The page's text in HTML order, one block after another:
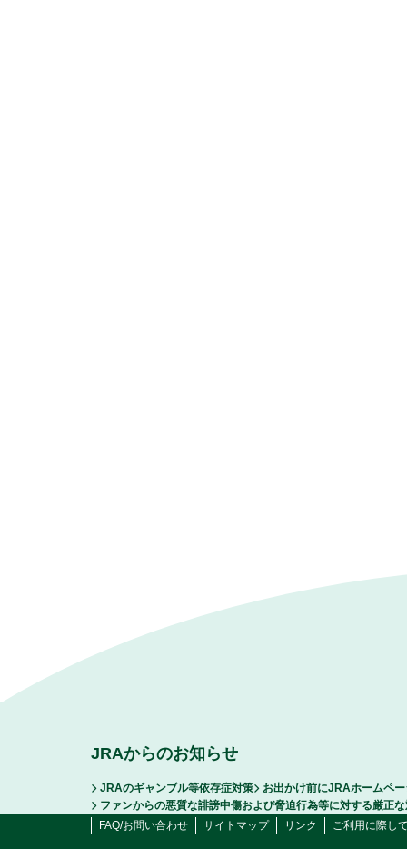
JRAからのお知らせ
JRAのギャンブル等依存症対策
お出かけ前にJRAホームペ
ファンからの悪質な誹謗中傷および脅迫行為等に対する厳正
FAQ/お問い合わせ
サイトマップ リンク ご利用に際し